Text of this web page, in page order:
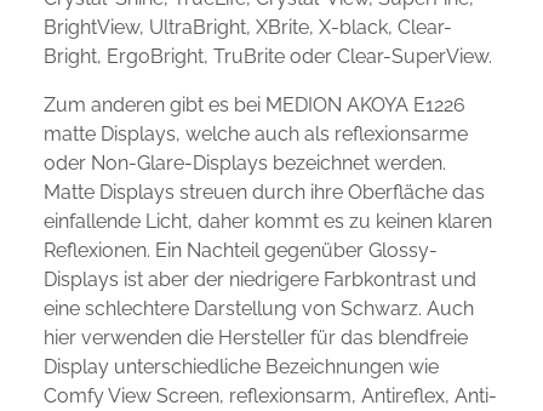
BrightView, UltraBright, XBrite, X-black, Clear-
Bright, ErgoBright, TruBrite oder Clear-SuperView.
Zum anderen gibt es bei MEDION AKOYA E1226
matte Displays, welche auch als reflexionsarme
oder Non-Glare-Displays bezeichnet werden.
Matte Displays streuen durch ihre Oberfläche das
einfallende Licht, daher kommt es zu keinen klaren
Reflexionen. Ein Nachteil gegenüber Glossy-
Displays ist aber der niedrigere Farbkontrast und
eine schlechtere Darstellung von Schwarz. Auch
hier verwenden die Hersteller für das blendfreie
Display unterschiedliche Bezeichnungen wie
Comfy View Screen, reflexionsarm, Antireflex, Anti-